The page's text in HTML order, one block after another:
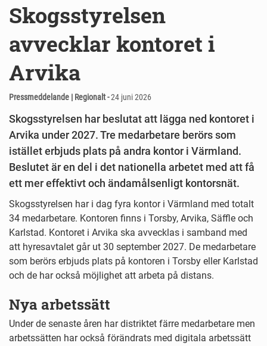
Skogsstyrelsen
avvecklar kontoret i
Arvika
Pressmeddelande | Regionalt -24 juni 2026
Skogsstyrelsen har beslutat att lägga ned kontoret i
Arvika under 2027. Tre medarbetare berörs som
istället erbjuds plats på andra kontor i Värmland.
Beslutet är en del i det nationella arbetet med att få
ett mer effektivt och ändamålsenligt kontorsnät.
Skogsstyrelsen har i dag fyra kontor i Värmland med totalt
34 medarbetare. Kontoren finns i Torsby, Arvika, Säffle och
Karlstad. Kontoret i Arvika ska avvecklas i samband med
att hyresavtalet går ut 30 september 2027. De medarbetare
som berörs erbjuds plats på kontoren i Torsby eller Karlstad
och de har också möjlighet att arbeta på distans.
Nya arbetssätt
Under de senaste åren har distriktet färre medarbetare men
arbetssätten har också förändrats med digitala arbetssätt